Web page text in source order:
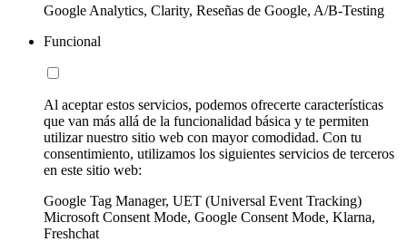
Google Analytics, Clarity, Reseñas de Google, A/B-Testing
Funcional
Al aceptar estos servicios, podemos ofrecerte características
que van más allá de la funcionalidad básica y te permiten
utilizar nuestro sitio web con mayor comodidad. Con tu
consentimiento, utilizamos los siguientes servicios de terceros
en este sitio web:
Google Tag Manager, UET (Universal Event Tracking)
Microsoft Consent Mode, Google Consent Mode, Klarna,
Freshchat